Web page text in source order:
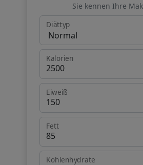
Sie kennen Ihre
Diättyp
Kalorien
Eiweiß
Fett
Kohlenhydrate